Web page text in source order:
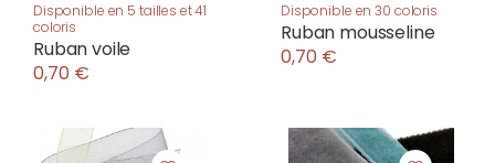
Disponible en 5 tailles et 41
coloris
Ruban voile
0,70 €
Disponible en 30 coloris
Ruban mousseline
0,70 €